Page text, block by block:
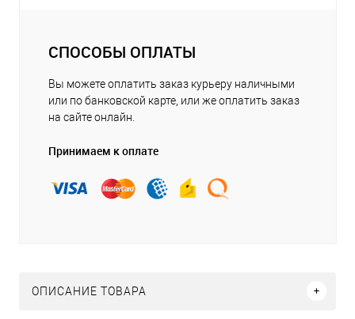
СПОСОБЫ ОПЛАТЫ
Вы можете оплатить заказ курьеру наличными
или по банковской карте, или же оплатить заказ
на сайте онлайн.
Принимаем к оплате
ОПИСАНИЕ ТОВАРА